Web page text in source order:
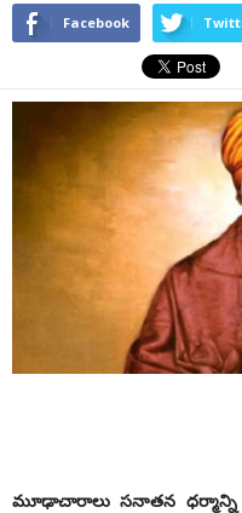
Facebook
మూఢాచారాలు సనాతన ధర్మాన్ని